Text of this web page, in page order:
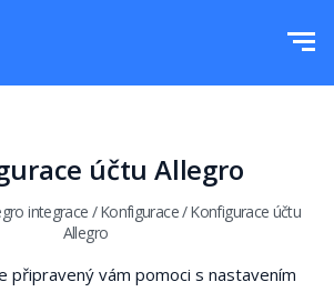
účtu Allegro
integrace / Konfigurace/Konfigurace účtu
Allegro